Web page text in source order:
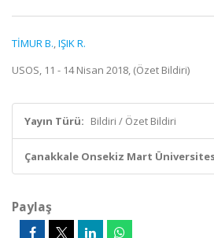
TİMUR B.,IŞIK R.
USOS, 11 - 14 Nisan 2018, (Özet Bildiri)
Yayın Türü: Bildiri / Özet Bildiri
Çanakkale Onsekiz Mart
Paylaş